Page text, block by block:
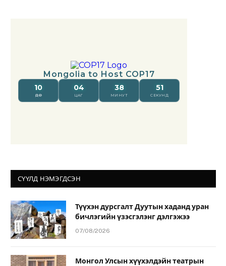
СҮҮЛД НЭМЭГДСЭН
Түүхэн дурсгалт Дуутын хаданд уран
бичлэгийн үзэсгэлэнг дэлгэжээ
07/08/2026
Монгол Улсын хүүхэлдэйн театрын